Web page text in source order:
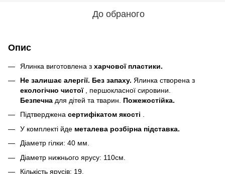
До обраного
Опис
Ялинка виготовлена ​​з харчової пластики.
Не залишає алергії. Без запаху. Ялинка створена з
екологічно чистої, першокласної сировини.
Безпечна для дітей та тварин. Пожежостійка.
Підтверджена сертифікатом якості .
У комплекті йде металева розбірна підставка.
Діаметр гілки: 40 мм.
Діаметр нижнього ярусу: 110см.
Кількість ярусів: 19.